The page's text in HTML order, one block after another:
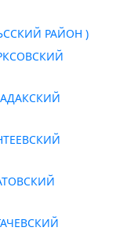
РАЙОН )